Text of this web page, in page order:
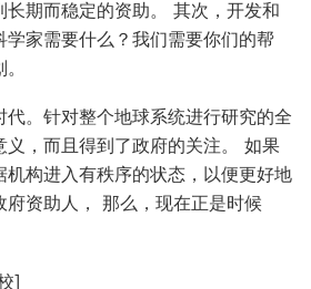
期而稳定的资助。 其次，开发和
学家需要什么？我们需要你们的帮
。针对整个地球系统进行研究的全
义，而且得到了政府的关注。 如果
机构进入有秩序的状态，以便更好地
府资助人， 那么，现在正是时候
]